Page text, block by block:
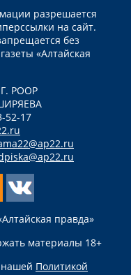
разрешается
на сайт.
без
«Алтайская
РООР
52-17
правда»
материалы 18+
нашей Политикой